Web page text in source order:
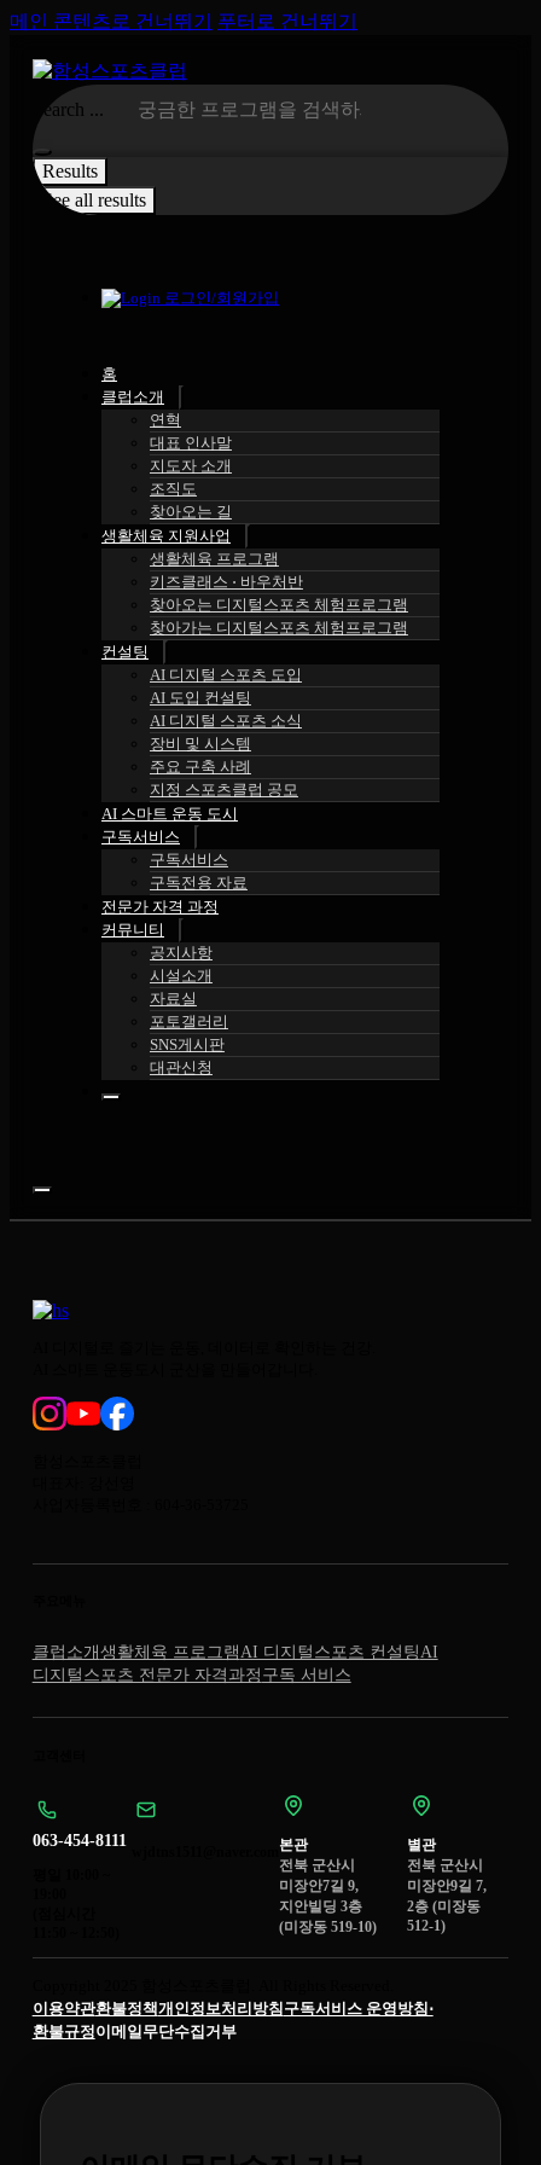
메인 콘텐츠로 건너뛰기 푸터로 건너뛰기
Search ...
Results
See all results
로그인/회원가입
홈
클럽소개
연혁
대표 인사말
지도자 소개
조직도
찾아오는 길
생활체육 지원사업
생활체육 프로그램
키즈클래스 ⋅ 바우처반
찾아오는 디지털스포츠 체험프로그램
찾아가는 디지털스포츠 체험프로그램
컨설팅
AI 디지털 스포츠 도입
AI 도입 컨설팅
AI 디지털 스포츠 소식
장비 및 시스템
주요 구축 사례
지정 스포츠클럽 공모
AI 스마트 운동 도시
구독서비스
구독서비스
구독전용 자료
전문가 자격 과정
커뮤니티
공지사항
시설소개
자료실
포토갤러리
SNS게시판
대관신청
클럽소개 생활체육 프로그램AI 디지털스포츠 컨설팅AI
디지털스포츠 전문가 자격과정 구독 서비스
063-454-8111
본관
전북 군산시
미장안7길 9,
지안빌딩 3층
(미장동 519-10)
별관
전북 군산시
미장안9길 7,
2층 (미장동
512-1)
이용약관환불정책개인정보처리방침 구독서비스 운영방침⋅
환불규정이메일무단수집거부